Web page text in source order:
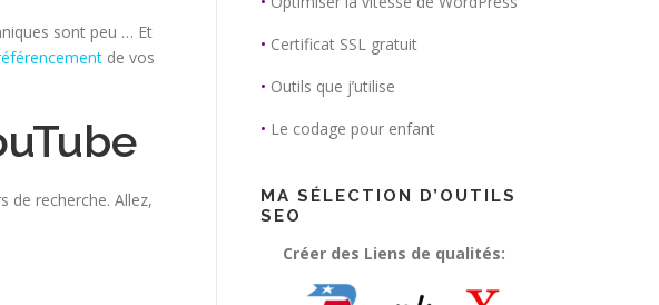
sont peu … Et
de vos
de recherche. Allez,
• Certificat SSL gratuit
• Outils que j’utilise
• Le codage pour enfant
MA SÉLECTION D’OUTILS
SEO
Créer des Liens de qualités: